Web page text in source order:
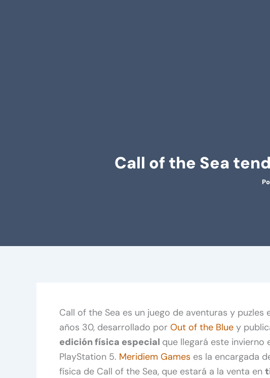
Call of the Sea
Call of the Sea es un juego de aventuras y
años 30, desarrollado por Out of the Blue y
edición física especial que llegará este invierno
PlayStation 5. Meridiem Games es la encargada
física de Call of the Sea, que estará a la venta en